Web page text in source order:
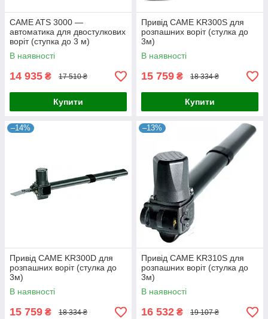
CAME ATS 3000 —
автоматика для двостулкових
воріт (ступка до 3 м)
В наявності
14 935 ₴ 17 510 ₴
Купити
Привід CAME KR300S для
розпашних воріт (стулка до
3м)
В наявності
15 759 ₴ 18 334 ₴
Купити
–14%
Привід CAME KR300D для
розпашних воріт (стулка до
3м)
В наявності
15 759 ₴ 18 334 ₴
–13%
Привід CAME KR310S для
розпашних воріт (стулка до
3м)
В наявності
16 532 ₴ 19 107 ₴